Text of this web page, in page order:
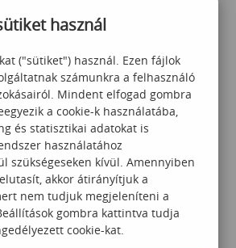
szabályzatot
és elfogadom,
a Számalk hírlevelére.
KÉPZÉSEK
használ
("sütiket") használ. Ezen fájlok
számunkra a felhasználó
Mindent elfogad gombra
a cookie-k használatába,
és statisztikai adatokat is
használatához
szükségeseken kívül. Amennyiben
akkor átirányítjuk a
nem tudjuk megjeleníteni a
gombra kattintva tudja
cookie-kat.